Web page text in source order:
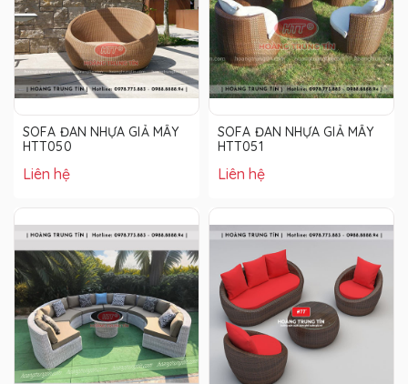
SOFA ĐAN NHỰA GIẢ MÂY
HTT050
Liên hệ
SOFA ĐAN NHỰA GIẢ MÂY
HTT051
Liên hệ